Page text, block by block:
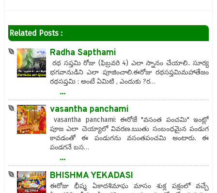
Related Posts :
Radha Sapthami
రథ సప్తమి రోజు (ఫిబ్రవరి 4) ఎలా స్నానం చేయాలి.. సూర్య
భగవానుడిని ఎలా పూజించాలి.ఈరోజు రథసప్తమిమహాతేజం
రథసప్తమి : అంటే ఏమిటి , ఎందుకు ?ర…
...
vasantha panchami
vasantha panchami: ఈరోజే "వసంత పంచమి" ఇంట్లో
పూజ ఎలా చెయ్యాలో వివరణ.ఋతు సంబంధమైన పండుగ
కావడంతో ఈ పండుగను వసంతపంచమి అంటారు. ఈ
పండగనే బస…
...
BHISHMA YEKADASI
ఈరోజు భీష్మ ఏకాదశిమాఘ మాసం శుక్ల పక్షంలో వచ్చే